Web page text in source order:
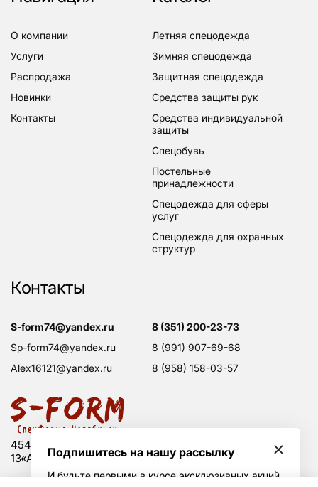
454008 Россия, г. Челябинск, Свердловский тракт,
13«А», оф. 203
о компании
услуги
распродажа
новинки
контакты
летняя спецодежда
зимняя спецодежда
защитная спецодежда
средства защиты рук
средства индивидуальной
защиты
спецобувь
постельные
принадлежности
спецодежда для сферы
услуг
спецодежда для охранных
структур
Контакты
s-form74@yandex.ru
sp-form74@yandex.ru
alex16121@yandex.ru
8 (351) 200-23-73
8 (991) 907-69-68
8 (958) 158-03-57
Подпишитесь на нашу рассылку
И будьте первыми в курсе эксклюзивных акций